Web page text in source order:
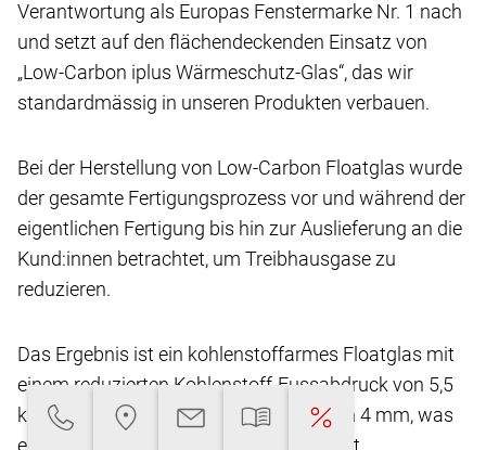
Verantwortung als Europas Fenstermarke Nr. 1 nach
und setzt auf den flächendeckenden Einsatz von
„Low-Carbon iplus Wärmeschutz-Glas“, das wir
standardmässig in unseren Produkten verbauen.
Bei der Herstellung von Low-Carbon Floatglas wurde
der gesamte Fertigungsprozess vor und während der
eigentlichen Fertigung bis hin zur Auslieferung an die
Kund:innen betrachtet, um Treibhausgase zu
reduzieren.
Das Ergebnis ist ein kohlenstoffarmes Floatglas mit
einem reduzierten Kohlenstoff-Fussabdruck von 5,5
kg CO2-eq/m2** bei einer Glasdicke von 4 mm, was
eine Reduktion von über 45 % ermöglicht.